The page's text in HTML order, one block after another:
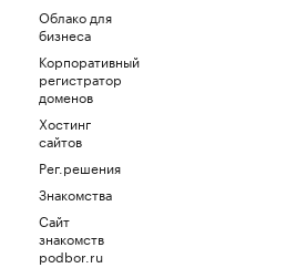
Облако для
бизнеса
Корпоративный
регистратор
доменов
Хостинг
сайтов
Рег.решения
Знакомства
Сайт
знакомств
podbor.ru